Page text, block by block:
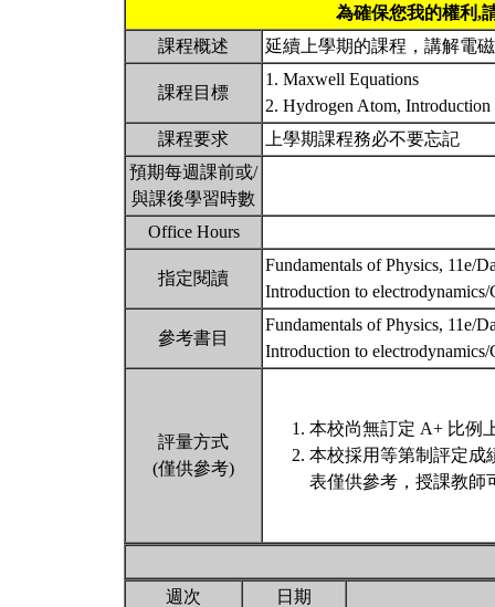
為確保您我的權利,
課程概述
延續上學期的課程，講解電
課程目標
1. Maxwell Equations
2. Hydrogen Atom,
課程要求
上學期課程務必不要忘記
預期每週課前或/
與課後學習時數
Office Hours
指定閱讀
Fundamentals of Physics, 11e/
Introduction to
參考書目
Fundamentals of Physics, 11e/
Introduction to
評量方式
(僅供參考)
本校尚無訂定 A+ 比例
本校採用等第制評定成
表僅供參考，授課教師
週次
日期